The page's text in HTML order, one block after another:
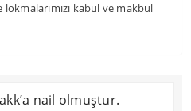
kabul ve makbul
nail olmuştur.